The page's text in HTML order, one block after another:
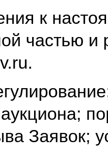
к
частью и
Заявок;